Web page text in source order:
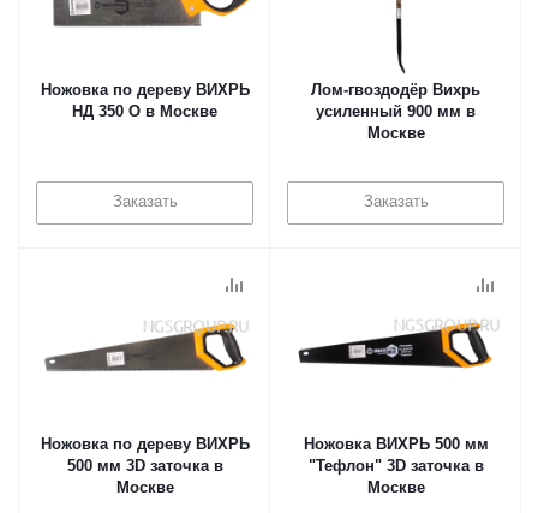
Ножовка по дереву ВИХРЬ
НД 350 О в Москве
Заказать
Лом-гвоздодёр Вихрь
усиленный 900 мм в
Москве
Заказать
Ножовка по дереву ВИХРЬ
500 мм 3D заточка в
Москве
Ножовка ВИХРЬ 500 мм
"Тефлон" 3D заточка в
Москве